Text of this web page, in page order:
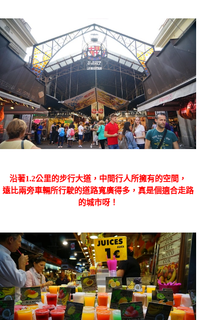
沿著1.2公里的步行大道，中間行人所擁有的空間，
遠比兩旁車輛所行駛的道路寬廣得多，真是個適合走路
的城市呀！